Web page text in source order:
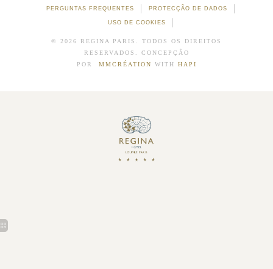
PERGUNTAS FREQUENTES PROTECÇÃO DE DADOS
USO DE COOKIES
© 2026 REGINA PARIS. TODOS OS DIREITOS
RESERVADOS. CONCEPÇÃO
POR MMCRÉATION WITH HAPI